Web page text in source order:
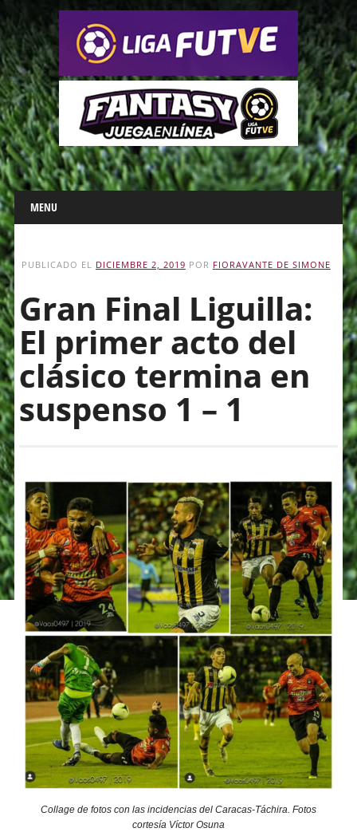
Main menu
Skip
to
content
MENU
PUBLICADO EL DICIEMBRE 2, 2019 POR FIORAVANTE DE SIMONE
Gran Final Liguilla:
El primer acto del
clásico termina en
suspenso 1 – 1
Collage de fotos con las incidencias del Caracas-Táchira. Fotos
cortesía Víctor Osuna